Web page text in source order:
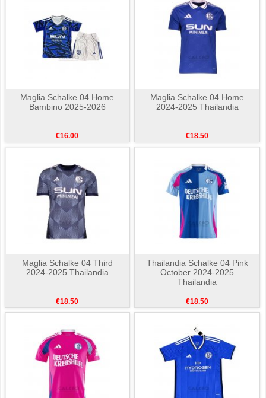
Maglia Schalke 04 Home
Bambino 2025-2026
€16.00
Maglia Schalke 04 Home
2024-2025 Thailandia
€18.50
Maglia Schalke 04 Third
2024-2025 Thailandia
€18.50
Thailandia Schalke 04 Pink
October 2024-2025
Thailandia
€18.50